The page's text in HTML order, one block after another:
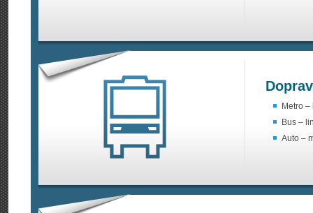
Metro
Bus –
Auto –